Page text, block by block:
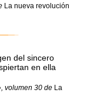
La nueva revolución
del sincero
en ella
volumen 30 de La